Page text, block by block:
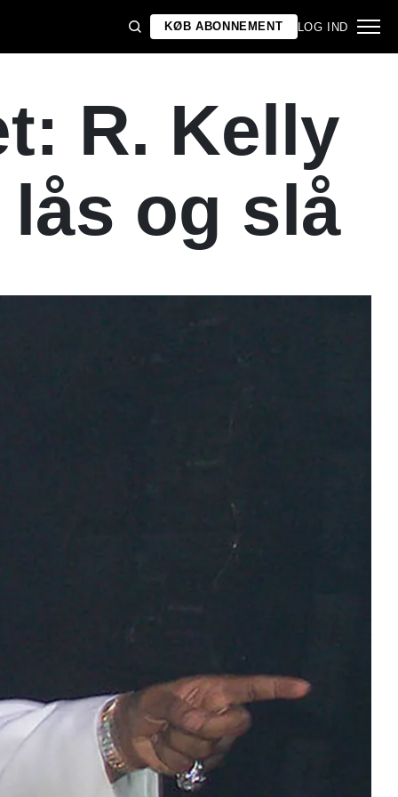
KØB ABONNEMENT LOG IND
R. Kelly
og slå